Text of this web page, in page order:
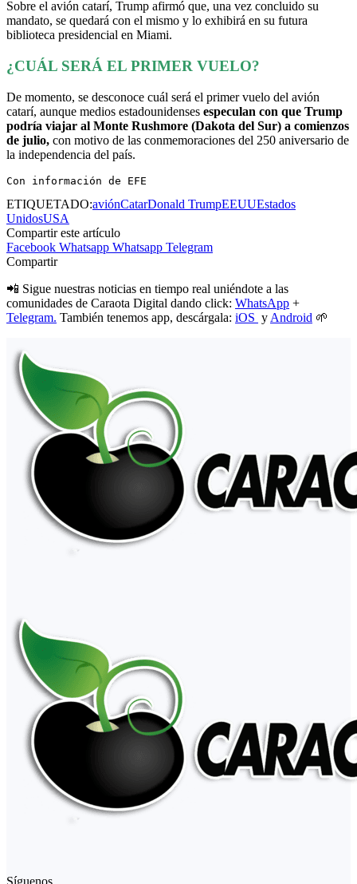
Sobre el avión catarí, Trump afirmó que, una vez concluido su
mandato, se quedará con el mismo y lo exhibirá en su futura
biblioteca presidencial en Miami.
¿CUÁL SERÁ EL PRIMER VUELO?
De momento, se desconoce cuál será el primer vuelo del avión
catarí, aunque medios estadounidenses especulan con que Trump
podría viajar al Monte Rushmore (Dakota del Sur) a comienzos
de julio, con motivo de las conmemoraciones del 250 aniversario de
la independencia del país.
Con información de EFE
ETIQUETADO:aviónCatarDonald TrumpEEUUEstados
UnidosUSA
Compartir este artículo
Facebook Whatsapp Whatsapp Telegram
Compartir
📲 Sigue nuestras noticias en tiempo real uniéndote a las
comunidades de Caraota Digital dando click: WhatsApp +
Telegram. También tenemos app, descárgala: iOS y Android 🌱
Síguenos